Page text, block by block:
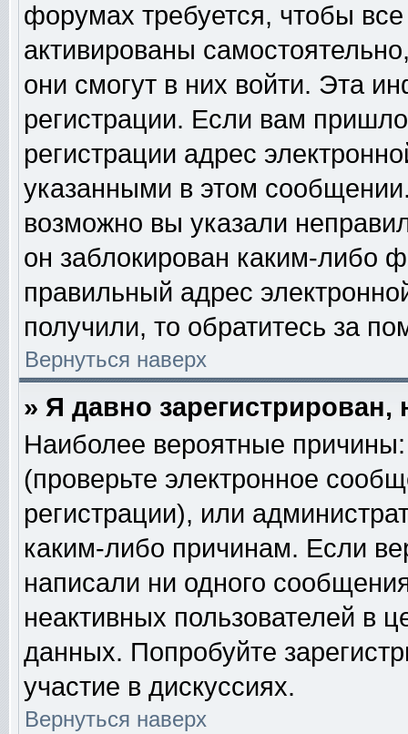
форумах требуется, чтобы
активированы
они смогут в них войти. Эта
регистрации. Если вам
регистрации адрес
указанными в этом
возможно вы указали
он заблокирован каким-либо
правильный адрес
получили, то обратитесь за
Вернуться наверх
» Я давно
Наиболее вероятные
(проверьте электронное
регистрации), или
каким-либо причинам. Если
написали ни одного
неактивных пользователей в
данных. Попробуйте
участие в дискуссиях.
Вернуться наверх